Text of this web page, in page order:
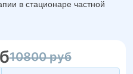
в стационаре частной
на вопросы.
10800 руб